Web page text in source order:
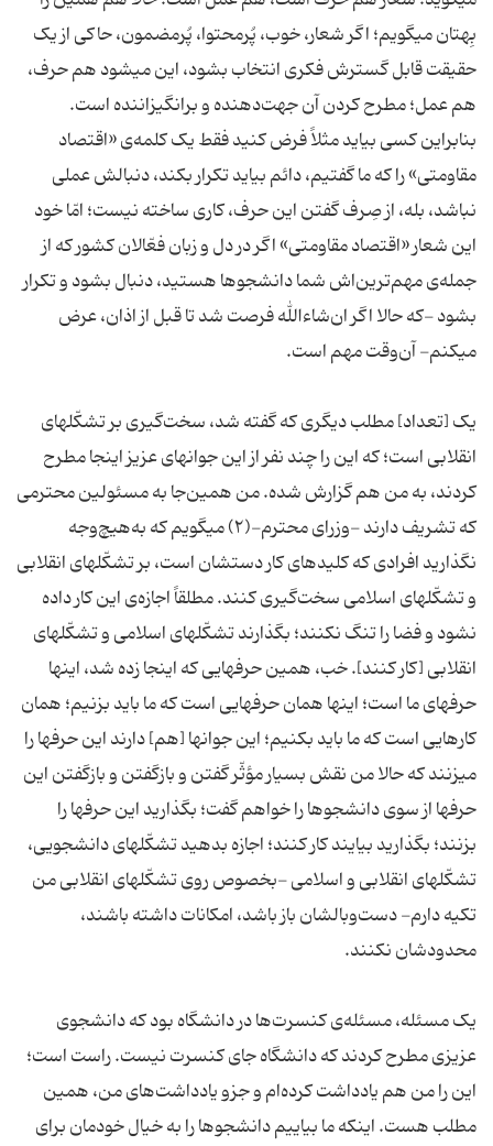
بِهتان میگویم؛ اگر شعار، خوب، پُرمحتوا، پُرمضمون، حاکی از یک
حقیقت قابل گسترش فکری انتخاب بشود، این میشود هم حرف،
هم عمل؛ مطرح کردن آن جهت‌دهنده و برانگیزاننده است.
بنابراین کسی بیاید مثلاً فرض کنید فقط یک کلمه‌ی «اقتصاد
مقاومتی» را که ما گفتیم، دائم بیاید تکرار بکند، دنبالش عملی
نباشد، بله، از صِرف گفتن این حرف، کاری ساخته نیست؛ امّا خود
این شعار «اقتصاد مقاومتی» اگر در دل و زبان فعّالان کشور که از
جمله‌ی مهم‌ترین‌اش شما دانشجوها هستید، دنبال بشود و تکرار
بشود -که حالا اگر ان‌شاءالله فرصت شد تا قبل از اذان، عرض
میکنم- آن‌وقت مهم است.
یک [تعداد] مطلب دیگری که گفته شد، سخت‌گیری بر تشکّلهای
انقلابی است؛ که این را چند نفر از این جوانهای عزیز اینجا مطرح
کردند، به من هم گزارش شده. من همین‌جا به مسئولین محترمی
که تشریف دارند -وزرای محترم-(۲) میگویم که به‌هیچ‌وجه
نگذارید افرادی که کلیدهای کار دستشان است، بر تشکّلهای انقلابی
و تشکّلهای اسلامی سخت‌گیری کنند. مطلقاً اجازه‌ی این کار داده
نشود و فضا را تنگ نکنند؛ بگذارند تشکّلهای اسلامی و تشکّلهای
انقلابی [کار کنند]. خب، همین حرفهایی که اینجا زده شد، اینها
حرفهای ما است؛ اینها همان حرفهایی است که ما باید بزنیم؛ همان
کارهایی است که ما باید بکنیم؛ این جوانها [هم] دارند این حرفها را
میزنند که حالا من نقش بسیار مؤثّر گفتن و بازگفتن و بازگفتن این
حرفها از سوی دانشجوها را خواهم گفت؛ بگذارید این حرفها را
بزنند؛ بگذارید بیایند کار کنند؛ اجازه بدهید تشکّلهای دانشجویی،
تشکّلهای انقلابی و اسلامی -بخصوص روی تشکّلهای انقلابی من
تکیه دارم- دست‌وبالشان باز باشد، امکانات داشته باشند،
محدودشان نکنند.
یک مسئله، مسئله‌ی کنسرت‌ها در دانشگاه بود که دانشجوی
عزیزی مطرح کردند که دانشگاه جای کنسرت نیست. راست است؛
این را من هم یادداشت کرده‌ام و جزو یادداشت‌های من، همین
مطلب هست. اینکه ما بیاییم دانشجوها را به خیال خودمان برای